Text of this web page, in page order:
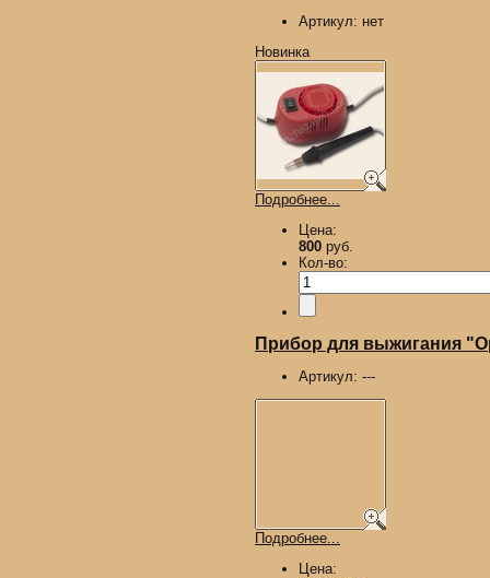
Артикул: нет
Новинка
Подробнее...
Цена:
800 руб.
Кол-во:
Прибор для выжигания
Артикул: ---
Подробнее...
Цена: